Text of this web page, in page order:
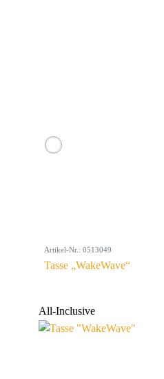
Artikel-Nr.: 0513049
Tasse „WakeWave“
All-Inclusive